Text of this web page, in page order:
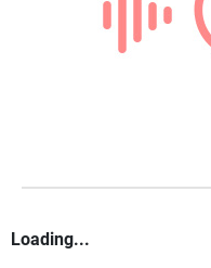
Loading...